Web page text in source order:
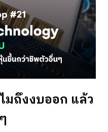
มถึงงบออก แล้ว